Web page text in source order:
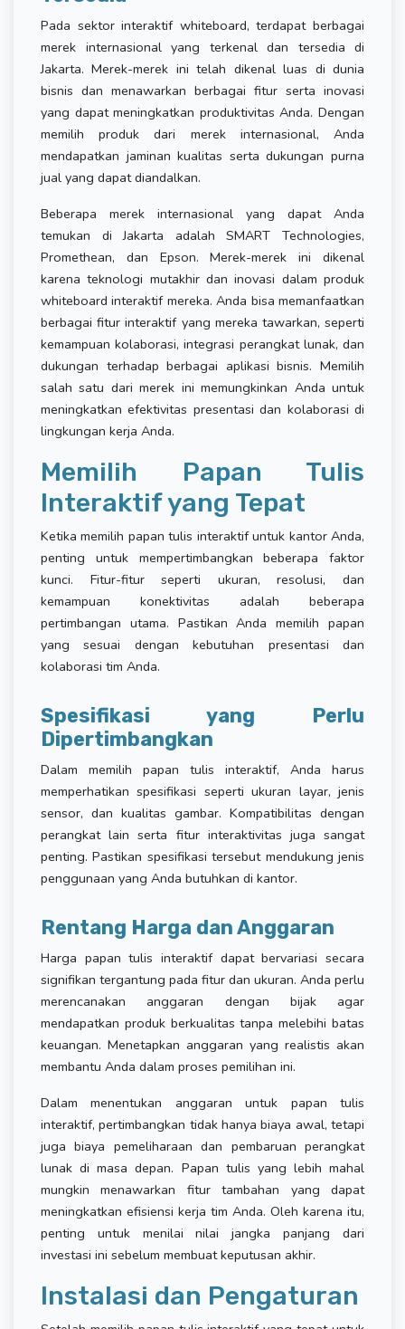
Pada sektor interaktif whiteboard, terdapat berbagai
merek internasional yang terkenal dan tersedia di
Jakarta. Merek-merek ini telah dikenal luas di dunia
bisnis dan menawarkan berbagai fitur serta inovasi
yang dapat meningkatkan produktivitas Anda. Dengan
memilih produk dari merek internasional, Anda
mendapatkan jaminan kualitas serta dukungan purna
jual yang dapat diandalkan.
Beberapa merek internasional yang dapat Anda
temukan di Jakarta adalah SMART Technologies,
Promethean, dan Epson. Merek-merek ini dikenal
karena teknologi mutakhir dan inovasi dalam produk
whiteboard interaktif mereka. Anda bisa memanfaatkan
berbagai fitur interaktif yang mereka tawarkan, seperti
kemampuan kolaborasi, integrasi perangkat lunak, dan
dukungan terhadap berbagai aplikasi bisnis. Memilih
salah satu dari merek ini memungkinkan Anda untuk
meningkatkan efektivitas presentasi dan kolaborasi di
lingkungan kerja Anda.
Memilih Papan Tulis
Interaktif yang Tepat
Ketika memilih papan tulis interaktif untuk kantor Anda,
penting untuk mempertimbangkan beberapa faktor
kunci. Fitur-fitur seperti ukuran, resolusi, dan
kemampuan konektivitas adalah beberapa
pertimbangan utama. Pastikan Anda memilih papan
yang sesuai dengan kebutuhan presentasi dan
kolaborasi tim Anda.
Spesifikasi yang Perlu
Dipertimbangkan
Dalam memilih papan tulis interaktif, Anda harus
memperhatikan spesifikasi seperti ukuran layar, jenis
sensor, dan kualitas gambar. Kompatibilitas dengan
perangkat lain serta fitur interaktivitas juga sangat
penting. Pastikan spesifikasi tersebut mendukung jenis
penggunaan yang Anda butuhkan di kantor.
Rentang Harga dan Anggaran
Harga papan tulis interaktif dapat bervariasi secara
signifikan tergantung pada fitur dan ukuran. Anda perlu
merencanakan anggaran dengan bijak agar
mendapatkan produk berkualitas tanpa melebihi batas
keuangan. Menetapkan anggaran yang realistis akan
membantu Anda dalam proses pemilihan ini.
Dalam menentukan anggaran untuk papan tulis
interaktif, pertimbangkan tidak hanya biaya awal, tetapi
juga biaya pemeliharaan dan pembaruan perangkat
lunak di masa depan. Papan tulis yang lebih mahal
mungkin menawarkan fitur tambahan yang dapat
meningkatkan efisiensi kerja tim Anda. Oleh karena itu,
penting untuk menilai nilai jangka panjang dari
investasi ini sebelum membuat keputusan akhir.
Instalasi dan Pengaturan